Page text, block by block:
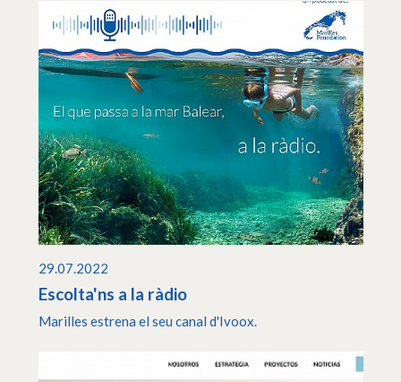
29.07.2022
Escolta'ns a la ràdio
Marilles estrena el seu canal d'Ivoox.